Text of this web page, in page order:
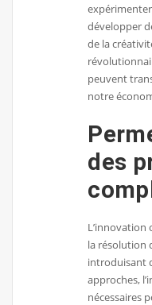
développer
de la
peuvent
notre
des
L’innovation
la résolution
introduisant
approches,
nécessaires